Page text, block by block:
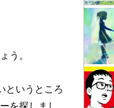
う。
というところ
を探しまし